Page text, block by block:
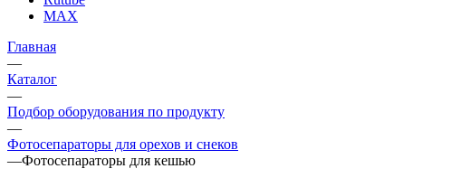
MAX
Главная
—
Каталог
—
Подбор оборудования по продукту
—
Фотосепараторы для орехов и снеков
—Фотосепараторы для кешью